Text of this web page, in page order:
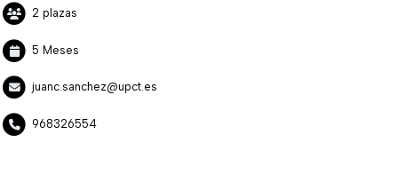
2 plazas
5 Meses
juanc.sanchez@upct.es
968326554